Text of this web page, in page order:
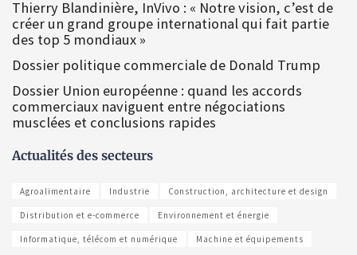
Thierry Blandinière, InVivo : « Notre vision, c’est de
créer un grand groupe international qui fait partie
des top 5 mondiaux »
Dossier politique commerciale de Donald Trump
Dossier Union européenne : quand les accords
commerciaux naviguent entre négociations
musclées et conclusions rapides
Actualités des secteurs
Agroalimentaire Industrie Construction, architecture et design
Distribution et e-commerce Environnement et énergie
Informatique, télécom et numérique Machine et équipements